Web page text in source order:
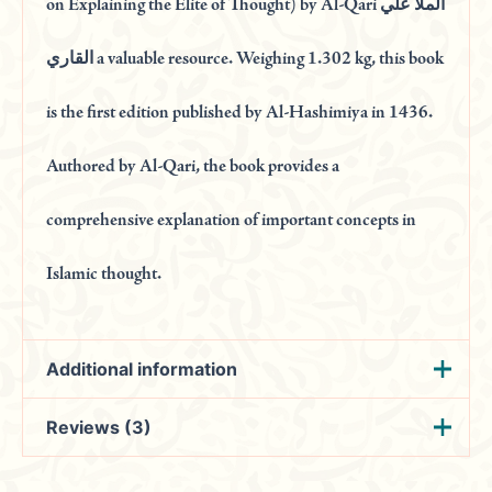
on Explaining the Elite of Thought) by Al-Qari الملأ علي
القاري a valuable resource. Weighing 1.302 kg, this book
is the first edition published by Al-Hashimiya in 1436.
Authored by Al-Qari, the book provides a
comprehensive explanation of important concepts in
Islamic thought.
Additional information
المؤلف
Reviews (3)